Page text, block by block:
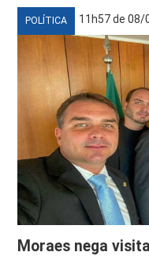
POLÍTICA 11h57 de 08/
Moraes nega